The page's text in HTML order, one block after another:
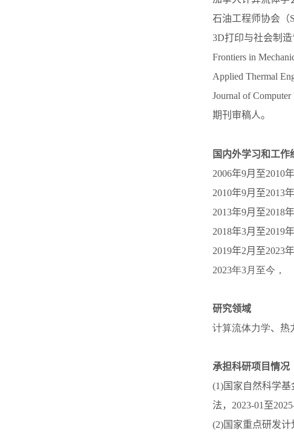
石油工程师协会（
3D打印与社会制
Frontiers in
Applied Thermal
Journal of
期刊审稿人。
国内外学习和工作
2006年9月至2010年
2010年9月至2013年
2013年9月至2018年
2018年3月至2019年
2019年2月至2023年
2023年3月至今，
研究领域
计算流体力学、 热
承担科研项目情况
(1)国家自然科学
法， 2023-01 至
(2)国家重点研发